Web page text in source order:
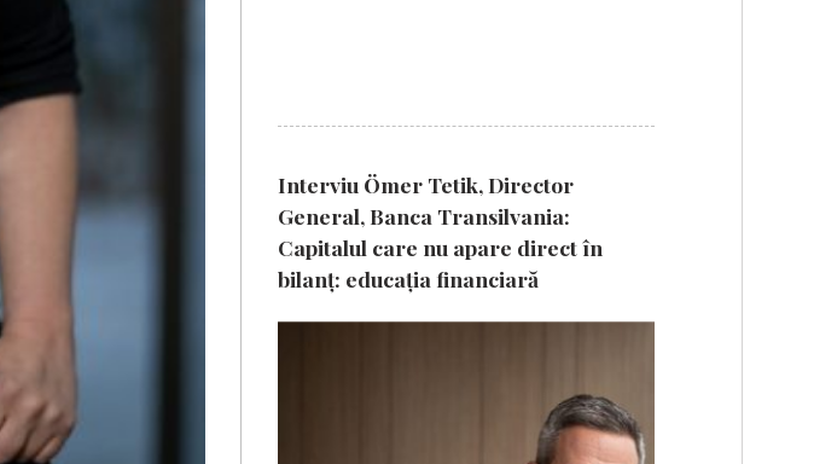
Interviu Ömer Tetik, Director
General, Banca Transilvania:
Capitalul care nu apare direct în
bilanț: educația financiară